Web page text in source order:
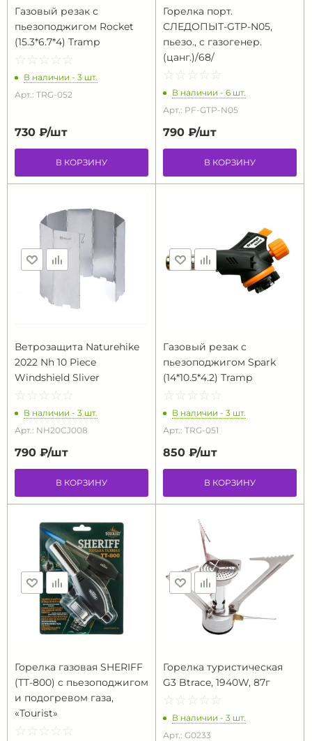
Газовый резак с
пьезоподжигом Rocket
(15.3*6.7*4) Tramp
☆ ☆ ☆ ☆ ☆
★ ★ ★ ★ ★
В наличии - 3 шт.
Арт.: TRG-052
730 ₽/шт
В КОРЗИНУ
Горелка порт.
СЛЕДОПЫТ-GTP-N05,
пьезо., с газогенер.
(цанг.)/68/
☆ ☆ ☆ ☆ ☆
★ ★ ★ ★ ★
В наличии - 6 шт.
Арт.: PF-GTP-N05
790 ₽/шт
В КОРЗИНУ
Ветрозащита Naturehike
2022 Nh 10 Piece
Windshield Sliver
☆ ☆ ☆ ☆ ☆
★ ★ ★ ★ ★
В наличии - 3 шт.
Арт.: NH20CJ008
790 ₽/шт
В КОРЗИНУ
Газовый резак с
пьезоподжигом Spark
(14*10.5*4.2) Tramp
☆ ☆ ☆ ☆ ☆
★ ★ ★ ★ ★
В наличии - 3 шт.
Арт.: TRG-051
850 ₽/шт
В КОРЗИНУ
Горелка газовая SHERIFF
(TT-800) с пьезоподжигом
и подогревом газа,
«Tourist»
☆ ☆ ☆ ☆ ☆
★ ★ ★ ★ ★
Горелка туристическая
G3 Btrace, 1940W, 87г
☆ ☆ ☆ ☆ ☆
★ ★ ★ ★ ★
В наличии - 3 шт.
Арт.: G0233